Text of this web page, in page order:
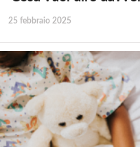
25 febbraio 2025